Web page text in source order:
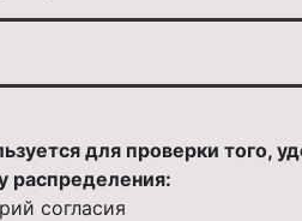
для проверки того,
распределения:
согласия